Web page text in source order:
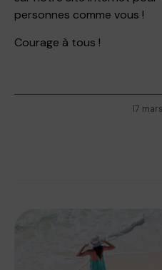
personnes comme vous !
Courage à tous !
17